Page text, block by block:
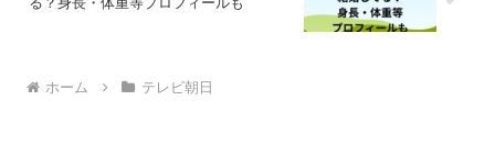
ホーム テレビ朝日